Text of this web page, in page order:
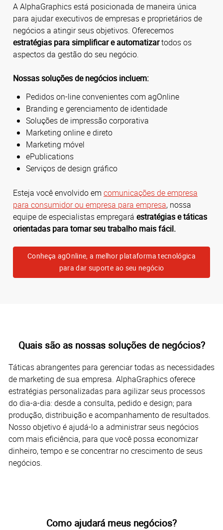
A AlphaGraphics está posicionada de maneira única
para ajudar executivos de empresas e proprietários de
negócios a atingir seus objetivos. Oferecemos
estratégias para simplificar e automatizartodos os
aspectos da gestão do seu negócio.
Nossas soluções de negócios incluem:
Pedidos on-line convenientes com agOnline
Branding e gerenciamento de identidade
Soluções de impressão corporativa
Marketing online e direto
Marketing móvel
ePublications
Serviços de design gráfico
Esteja você envolvido em comunicações de empresa
para consumidor ou empresa para empresa, nossa
equipe de especialistas empregará estratégias e táticas
orientadas para tornar seu trabalho mais fácil.
Conheça agOnline, a melhor plataforma tecnológica
para dar suporte ao seu negócio
Quais são as nossas soluções de negócios?
Táticas abrangentes para gerenciar todas as necessidades
de marketing de sua empresa. AlphaGraphics oferece
estratégias personalizadas para agilizar seus processos
do dia-a-dia: desde a consulta, pedido e design; para
produção, distribuição e acompanhamento de resultados.
Nosso objetivo é ajudá-lo a administrar seus negócios
com mais eficiência, para que você possa economizar
dinheiro, tempo e se concentrar no crescimento de seus
negócios.
Como ajudará meus negócios?